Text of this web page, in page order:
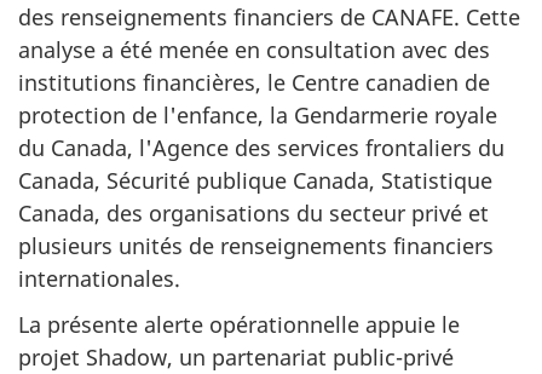
des renseignements financiers de CANAFE. Cette
analyse a été menée en consultation avec des
institutions financières, le Centre canadien de
protection de l'enfance, la Gendarmerie royale
du Canada, l'Agence des services frontaliers du
Canada, Sécurité publique Canada, Statistique
Canada, des organisations du secteur privé et
plusieurs unités de renseignements financiers
internationales.
La présente alerte opérationnelle appuie le
projet Shadow, un partenariat public-privé